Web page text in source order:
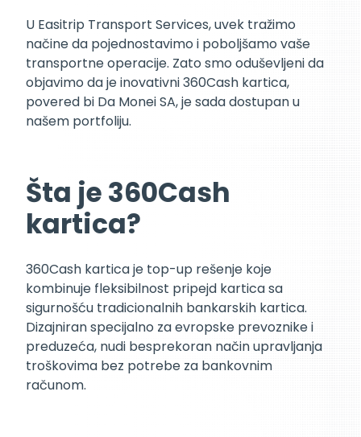
U Easitrip Transport Services, uvek tražimo
načine da pojednostavimo i poboljšamo vaše
transportne operacije. Zato smo oduševljeni da
objavimo da je inovativni 360Cash kartica,
povered bi Da Monei SA, je sada dostupan u
našem portfoliju.
Šta je 360Cash
kartica?
360Cash kartica je top-up rešenje koje
kombinuje fleksibilnost pripejd kartica sa
sigurnošću tradicionalnih bankarskih kartica.
Dizajniran specijalno za evropske prevoznike i
preduzeća, nudi besprekoran način upravljanja
troškovima bez potrebe za bankovnim
računom.